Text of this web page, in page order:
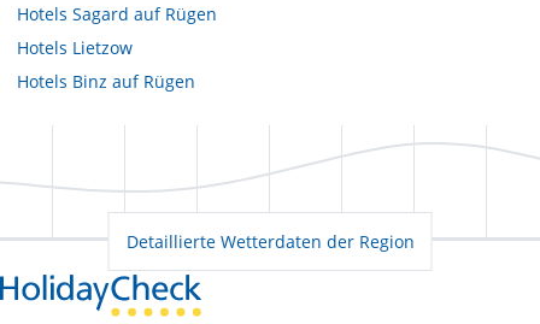
Hotels Sagard auf Rügen
Hotels Lietzow
Hotels Binz auf Rügen
Detaillierte Wetterdaten der Region